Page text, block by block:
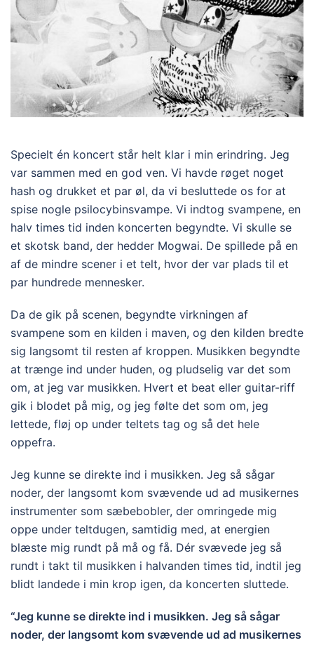
Specielt én koncert står helt klar i min erindring. Jeg
var sammen med en god ven. Vi havde røget noget
hash og drukket et par øl, da vi besluttede os for at
spise nogle psilocybinsvampe. Vi indtog svampene, en
halv times tid inden koncerten begyndte. Vi skulle se
et skotsk band, der hedder Mogwai. De spillede på en
af de mindre scener i et telt, hvor der var plads til et
par hundrede mennesker.
Da de gik på scenen, begyndte virkningen af
svampene som en kilden i maven, og den kilden bredte
sig langsomt til resten af kroppen. Musikken begyndte
at trænge ind under huden, og pludselig var det som
om, at jeg var musikken. Hvert et beat eller guitar-riff
gik i blodet på mig, og jeg følte det som om, jeg
lettede, fløj op under teltets tag og så det hele
oppefra.
Jeg kunne se direkte ind i musikken. Jeg så sågar
noder, der langsomt kom svævende ud ad musikernes
instrumenter som sæbebobler, der omringede mig
oppe under teltdugen, samtidig med, at energien
blæste mig rundt på må og få. Dér svævede jeg så
rundt i takt til musikken i halvanden times tid, indtil jeg
blidt landede i min krop igen, da koncerten sluttede.
“Jeg kunne se direkte ind i musikken. Jeg så sågar
noder, der langsomt kom svævende ud ad musikernes